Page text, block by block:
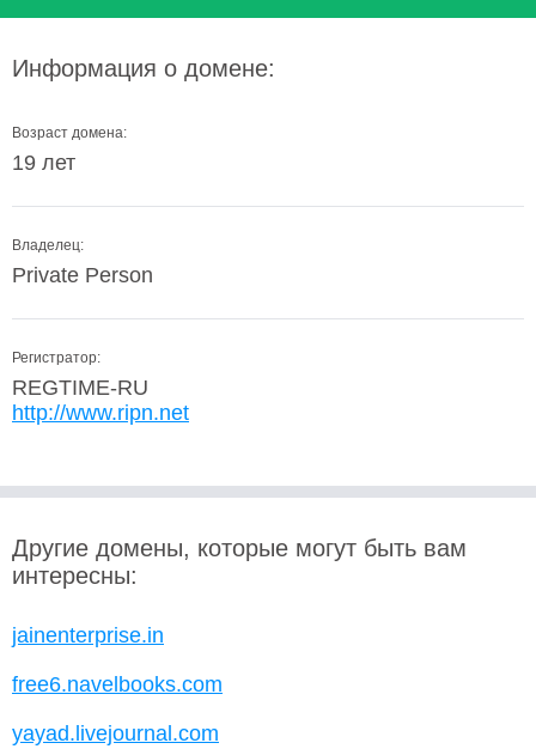
Информация о домене:
Возраст домена:
19 лет
Владелец:
Private Person
Регистратор:
REGTIME-RU
http://www.ripn.net
Другие домены, которые могут быть вам
интересны:
jainenterprise.in
free6.navelbooks.com
yayad.livejournal.com